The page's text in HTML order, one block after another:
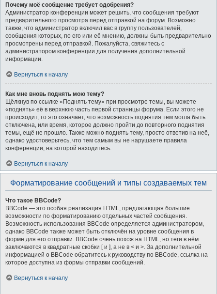
Почему моё сообщение требует одобрения?
Администратор конференции может решить, что сообщения требуют
предварительного просмотра перед отправкой на форум. Возможно
также, что администратор включил вас в группу пользователей,
сообщения которых, по его или её мнению, должны быть предварительно
просмотрены перед отправкой. Пожалуйста, свяжитесь с
администратором конференции для получения дополнительной
информации.
Вернуться к началу
Как мне вновь поднять мою тему?
Щёлкнув по ссылке «Поднять тему» при просмотре темы, вы можете
«поднять» её в верхнюю часть первой страницы форума. Если этого не
происходит, то это означает, что возможность поднятия тем могла быть
отключена, или время, которое должно пройти до повторного поднятия
темы, ещё не прошло. Также можно поднять тему, просто ответив на неё,
однако удостоверьтесь, что тем самым вы не нарушаете правила
конференции, на которой находитесь.
Вернуться к началу
Форматирование сообщений и типы создаваемых тем
Что такое BBCode?
BBCode — это особая реализация HTML, предлагающая большие
возможности по форматированию отдельных частей сообщения.
Возможность использования BBCode определяется администратором,
однако BBCode также может быть отключён на уровне сообщения в
форме для его отправки. BBCode очень похож на HTML, но теги в нём
заключаются в квадратные скобки [ и ], а не в < и >. За дополнительной
информацией о BBCode обратитесь к руководству по BBCode, ссылка на
которое доступна из формы отправки сообщений.
Вернуться к началу